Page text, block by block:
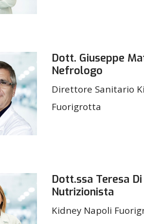
Dott. Giuseppe
Nefrologo
Direttore Sanitario
Fuorigrotta
Dott.ssa Teresa
Nutrizionista
Kidney Napoli